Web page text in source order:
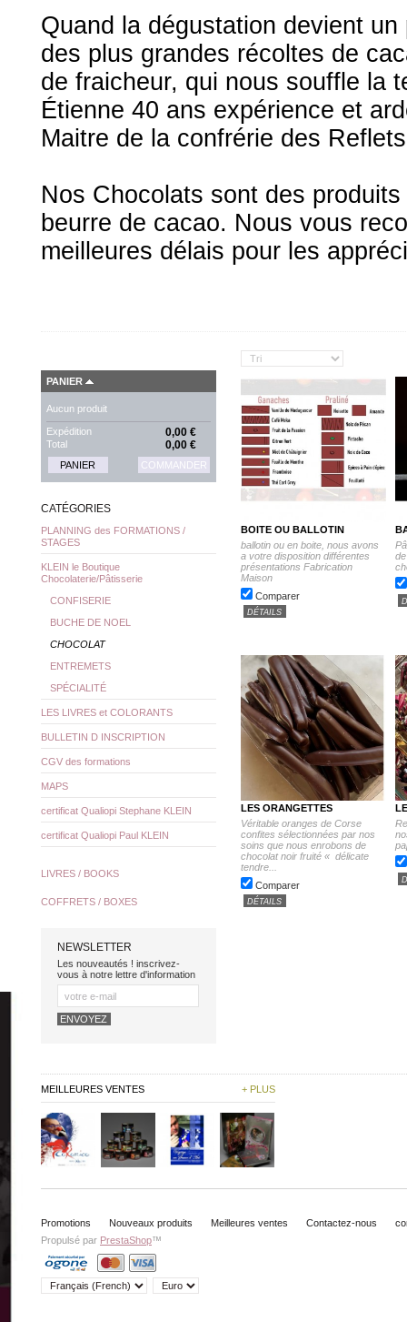
Quand la dégustation devient
des plus grandes récoltes de
de fraicheur, qui nous souffle la
Étienne 40 ans expérience et
Maitre de la confrérie des
Nos Chocolats sont des
beurre de cacao. Nous vous
meilleures délais pour les
BOITE OU BALLOTIN
ballotin ou en boite, nous avons
a votre disposition différentes
présentations Fabrication
Maison
Comparer
DÉTAILS
LES ORANGETTES
Véritable oranges de Corse
confites sélectionnées par nos
soins que nous enrobons de
chocolat noir fruité « délicate
tendre...
Comparer
DÉTAILS
PANIER
Aucun produit
Expédition 0,00 €
Total 0,00 €
PANIER COMMANDER
CATÉGORIES
PLANNING des FORMATIONS /
STAGES
KLEIN le Boutique
Chocolaterie/Pâtisserie
CONFISERIE
BUCHE DE NOEL
CHOCOLAT
ENTREMETS
SPÉCIALITÉ
LES LIVRES et COLORANTS
BULLETIN D INSCRIPTION
CGV des formations
MAPS
certificat Qualiopi Stephane KLEIN
certificat Qualiopi Paul KLEIN
LIVRES / BOOKS
COFFRETS / BOXES
NEWSLETTER
Les nouveautés ! inscrivez-
vous à notre lettre d'information
MEILLEURES VENTES + PLUS
Promotions Nouveaux produits Meilleures ventes Contactez-nous
Propulsé par PrestaShop™